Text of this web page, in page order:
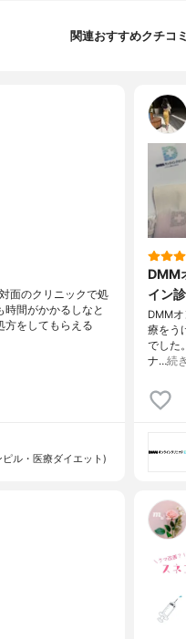
関連おすすめクチコミ
面のクリニックで処
間がかかるしなと
方をしてもらえる
ル・医療ダイエット)
DMM
イン
DMM
療をう
でした
ナ…続